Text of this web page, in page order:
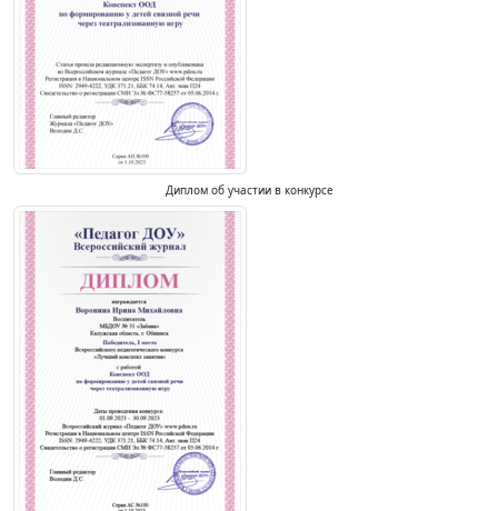
Диплом об участии в конкурсе